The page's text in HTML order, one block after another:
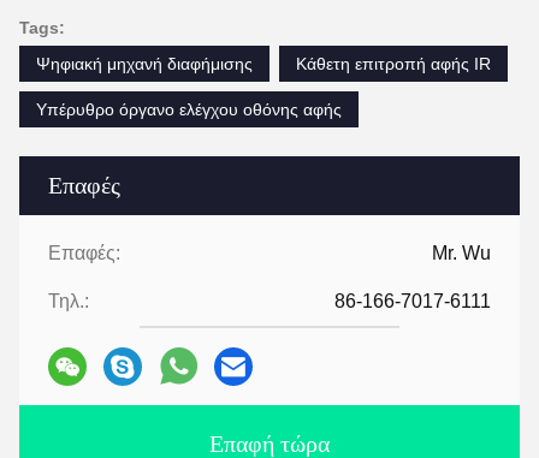
Επαφές
Επαφές: Mr. Wu
Τηλ.: 86-166-7017-6111
Επαφή τώρα
Tags:
Ψηφιακή μηχανή διαφήμισης
Κάθετη επιτροπή αφής IR
Υπέρυθρο όργανο ελέγχου οθόνης αφής